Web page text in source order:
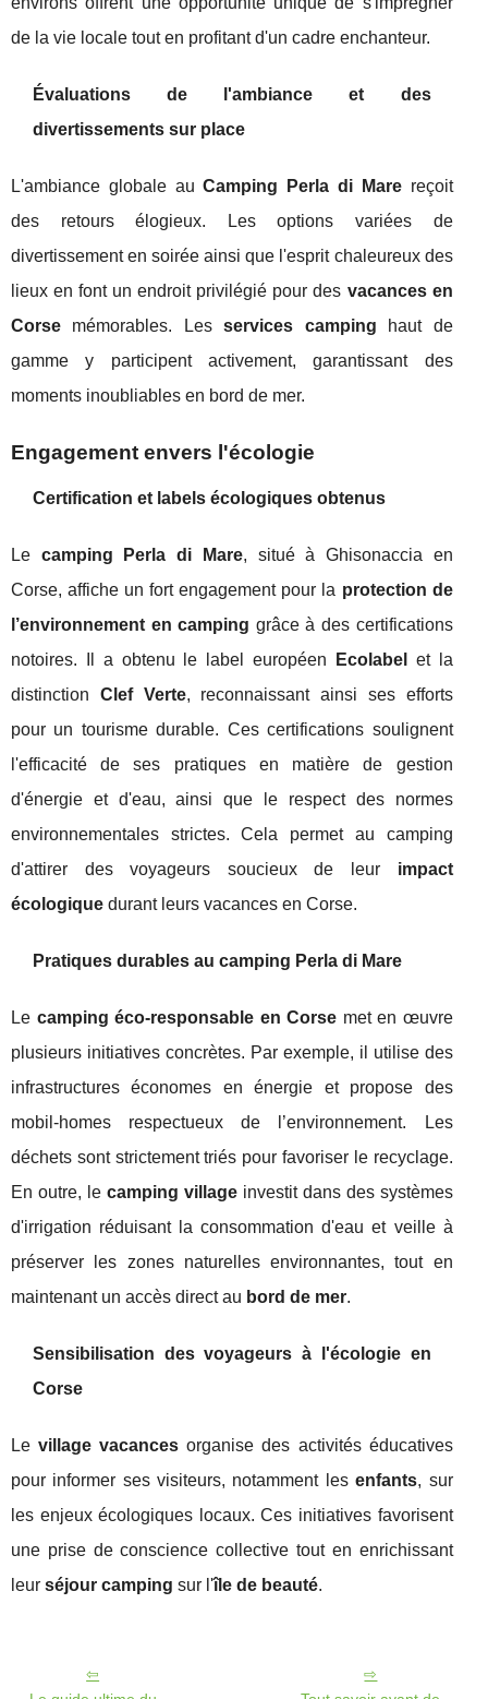
de la vie locale tout en profitant d'un cadre enchanteur.
Évaluations de l'ambiance et des
divertissements sur place
L'ambiance globale auCamping Perla di Marereçoit
des retours élogieux. Les options variées de
divertissement en soirée ainsi que l'esprit chaleureux des
lieux en font un endroit privilégié pour des vacances en
Corse mémorables. Lesservices camping haut de
gamme y participent activement, garantissant des
moments inoubliables en bord de mer.
Engagement envers l'écologie
Certification et labels écologiques obtenus
Le camping Perla di Mare, situé à Ghisonaccia en
Corse, affiche un fort engagement pour la protection de
l’environnement en camping grâce à des certifications
notoires. Il a obtenu le label européen
Ecolabel
et la
distinction Clef Verte, reconnaissant ainsi ses efforts
pour un tourisme durable. Ces certifications soulignent
l'efficacité de ses pratiques en matière de gestion
d'énergie et d'eau, ainsi que le respect des normes
environnementales strictes. Cela permet au camping
d'attirer des voyageurs soucieux de leur impact
écologique durant leurs vacances en Corse.
Pratiques durables au camping Perla di Mare
Le camping éco-responsable en Corse met en œuvre
plusieurs initiatives concrètes. Par exemple, il utilise des
infrastructures économes en énergie et propose des
mobil-homes respectueux de l’environnement. Les
déchets sont strictement triés pour favoriser le recyclage.
En outre, le camping villageinvestit dans des systèmes
d'irrigation réduisant la consommation d'eau et veille à
préserver les zones naturelles environnantes, tout en
maintenant un accès direct au bord de mer.
Sensibilisation des voyageurs à l'écologie en
Corse
Levillage vacances organise des activités éducatives
pour informer ses visiteurs, notamment lesenfants, sur
les enjeux écologiques locaux. Ces initiatives favorisent
une prise de conscience collective tout en enrichissant
leur séjour camping sur l'île de beauté.